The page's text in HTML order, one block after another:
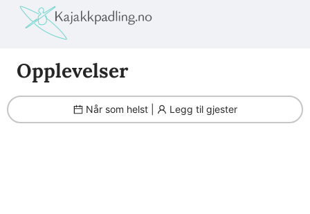
Opplevelser
Når som helst | Legg til gjester
Filter
Brukeravtale
Personvernerklæring
Kontakt
oss
Send